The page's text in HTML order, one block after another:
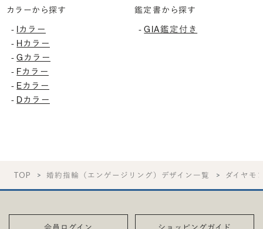
カラーから探す
- Iカラー
- Hカラー
-Gカラー
- Fカラー
- Eカラー
- Dカラー
鑑定書から探す
-GIA鑑定付き
TOP 婚約指輪（エンゲージリング）デザイン一覧 ダイヤモ